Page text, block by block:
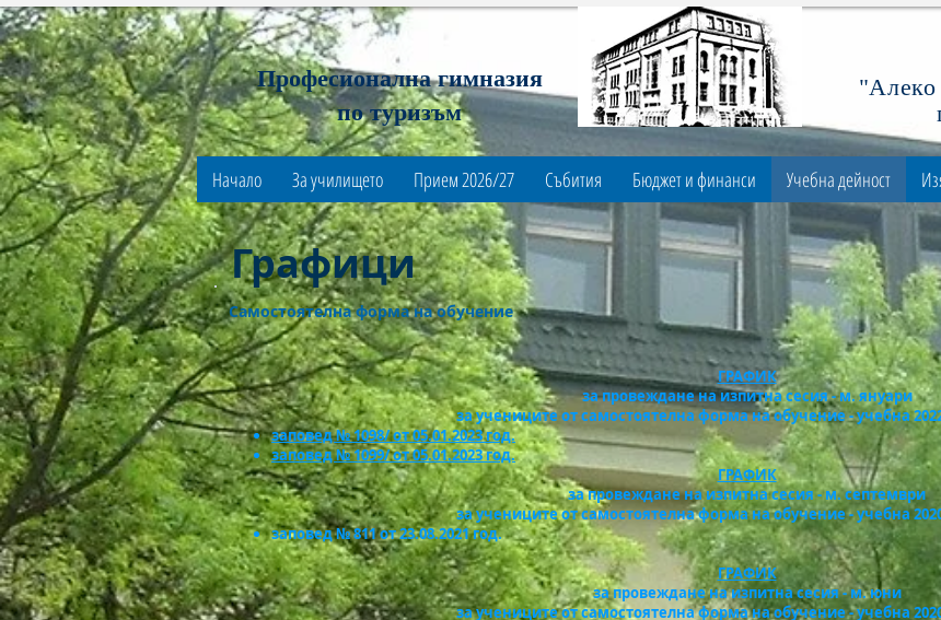
Професионална гимназия
по туризъм
"Алеко
Начало За училището Прием 2026/27 Събития Бюджет и финанси Учебна дейност
Графици
Самостоятелна форма на обучение
ГРАФИК
за провеждане на изпитна сесия - м. януари
за учениците от самостоятелна форма на обучение - учебна
заповед № 1098/ от 05.01.2023 год.
заповед № 1099/ от 05.01.2023год.
ГРАФИК
за провеждане на изпитна сесия - м. септември
за учениците от самостоятелна форма на обучение - учебна
заповед № 811 от 23.08.2021 год.
ГРАФИК
за провеждане на изпитна сесия - м. юни
за учениците от самостоятелна форма на обучение - учебна